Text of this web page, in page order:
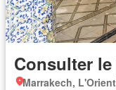
Consulter
Marrakech,